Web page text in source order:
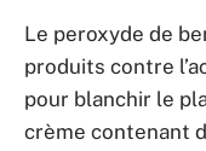
Le peroxyde de
produits contre
pour blanchir le
crème contenant